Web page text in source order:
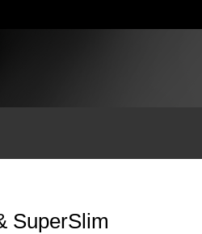
SuperSlim